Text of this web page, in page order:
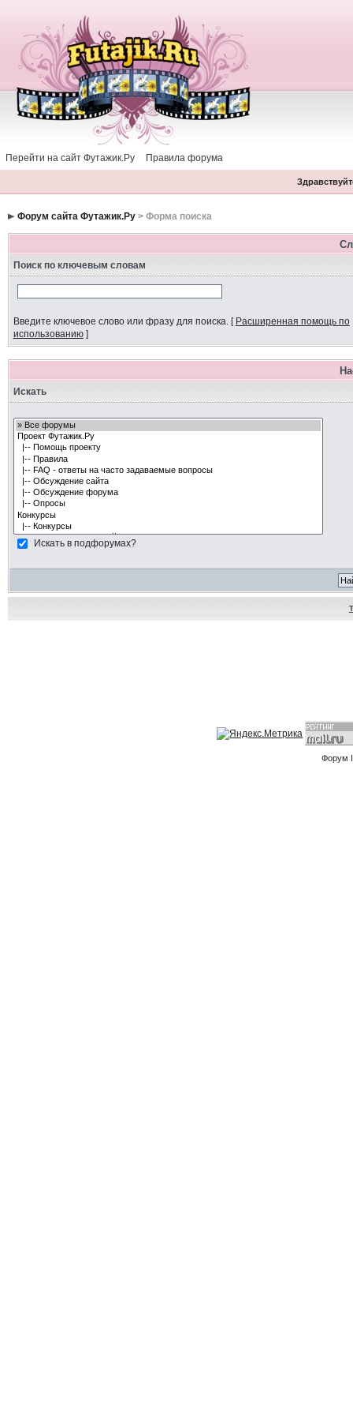
Перейти на сайт Футажик.Ру Правила форума
Форум сайта Футажик.Ру> Форма поиска
Поиск по ключевым словам
Введите ключевое слово или фразу для поиска.[ Расширенная помощь по
использованию]
Искать
Искать в подфорумах?
Форум